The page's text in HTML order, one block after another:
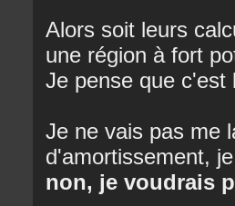
Alors soit leurs
une région à fort
Je pense que c'est
Je ne vais pas me
d'amortissement,
non, je voudrais